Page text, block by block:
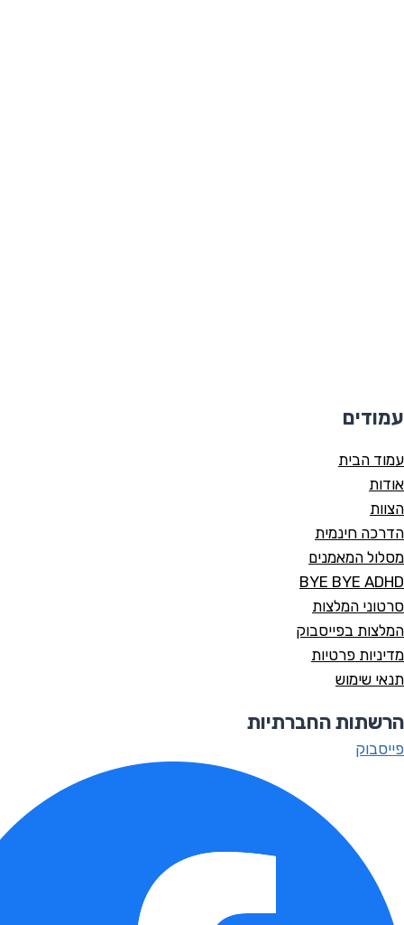
עמודים
עמוד הבית
אודות
הצוות
הדרכה חינמית
מסלול המאמנים
BYE BYE ADHD
סרטוני המלצות
המלצות בפייסבוק
מדיניות פרטיות
תנאי שימוש
הרשתות החברתיות
פייסבוק